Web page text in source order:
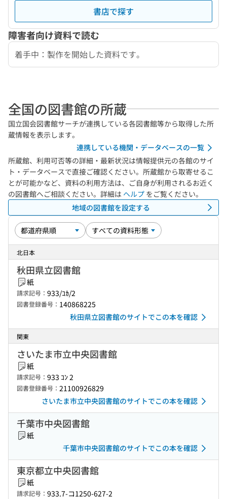
書店で探す
障害者向け資料で読む
着手中：製作を開始した資料です。
全国の図書館の所蔵
国立国会図書館サーチが連携している各図書館等から取得した所
蔵情報を表示します。
連携している機関・データベースの一覧
所蔵館、利用可否等の詳細・最新状況は情報提供元の各館のサイ
ト・データベースで直接ご確認ください。所蔵館から取寄せるこ
とが可能かなど、資料の利用方法は、ご自身が利用されるお近く
の図書館へご相談ください。詳細は ヘルプ をご覧ください。
地域の図書館を設定する
北日本
秋田県立図書館
紙
請求記号： 933/ｺｶ/2
図書登録番号： 140868225
秋田県立図書館のサイトでこの本を確認
関東
さいたま市立中央図書館
紙
請求記号： 933 ｺﾝ 2
図書登録番号： 21100926829
さいたま市立中央図書館のサイトでこの本を確認
千葉市中央図書館
紙
千葉市中央図書館のサイトでこの本を確認
東京都立中央図書館
紙
請求記号： 933.7-コ1250-627-2